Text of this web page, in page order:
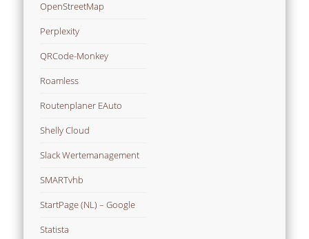
OpenStreetMap
Perplexity
QRCode-Monkey
Roamless
Routenplaner EAuto
Shelly Cloud
Slack Wertemanagement
SMARTvhb
StartPage (NL) – Google
Statista